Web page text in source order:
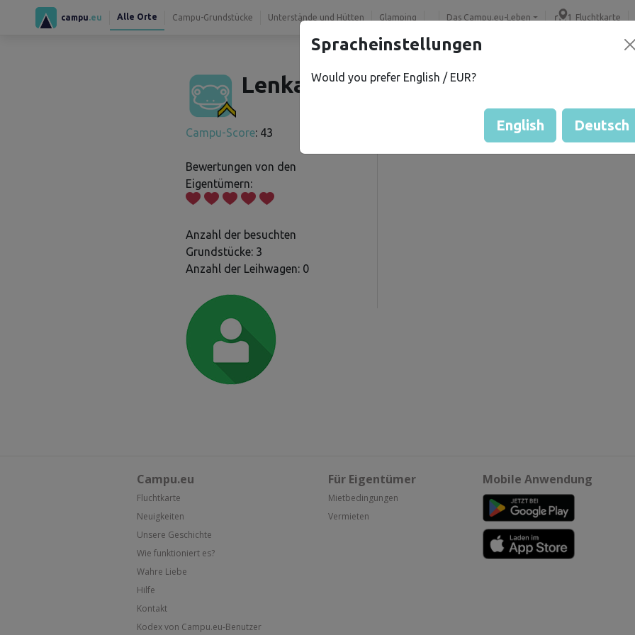
campu .eu Alle Orte Campu-Grundstücke Unterstände und Hütten Glamping Das Campu.eu-Leben Fluchtkarte
Lenka H.
Campu-Score: 43
Bewertungen von den
Eigentümern:
Anzahl der besuchten
Grundstücke: 3
Anzahl der Leihwagen: 0
Gästebewertung durch
Bewertung der Grundstücke
Campu.eu
Fluchtkarte
Neuigkeiten
Unsere Geschichte
Wie funktioniert es?
Wahre Liebe
Hilfe
Kontakt
Kodex von Campu.eu-Benutzer
Für Eigentümer
Mietbedingungen
Vermieten
Mobile Anwendung
Spracheinstellungen
Would you prefer English / EUR?
English Deutsch